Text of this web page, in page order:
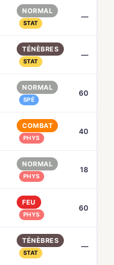
NORMAL
STAT
—
TÉNÈBRES
STAT
—
NORMAL
SPÉ
60
COMBAT
PHYS
40
NORMAL
PHYS
18
FEU
PHYS
60
TÉNÈBRES
STAT
—